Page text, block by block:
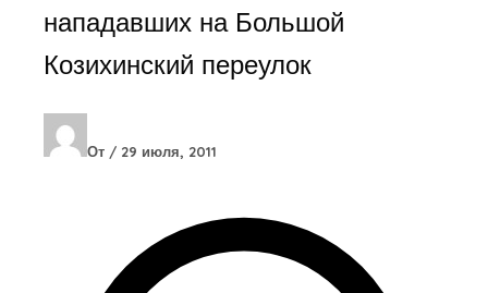
нападавших на Большой
Козихинский переулок
От / 29 июля, 2011